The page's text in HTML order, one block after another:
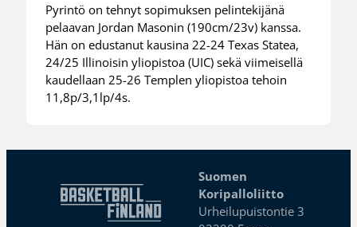
Pyrintö on tehnyt sopimuksen pelintekijänä
pelaavan Jordan Masonin (190cm/23v) kanssa.
Hän on edustanut kausina 22-24 Texas Statea,
24/25 Illinoisin yliopistoa (UIC) sekä viimeisellä
kaudellaan 25-26 Templen yliopistoa tehoin
11,8p/3,1lp/4s.
Suomen
Koripalloliitto
Urheilupuistontie 3